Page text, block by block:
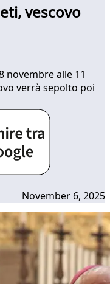
vescovo
novembre alle 11
verrà sepolto poi
November 6, 2025